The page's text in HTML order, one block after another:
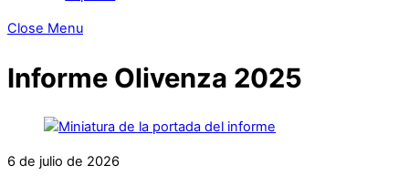
Close Menu
Informe Olivenza 2025
6 de julio de 2026